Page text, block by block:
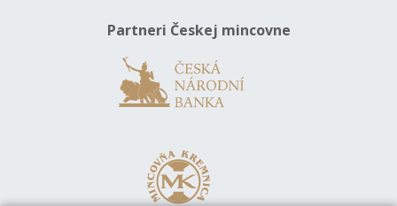
Partneri Českej mincovne